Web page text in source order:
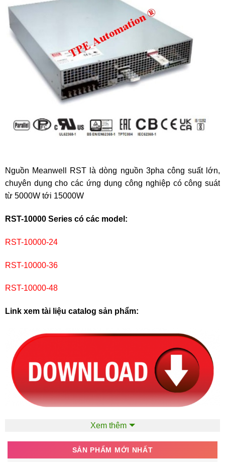
Nguồn Meanwell RST là dòng nguồn 3pha công suất lớn,
chuyên dụng cho các ứng dụng công nghiệp có công suát
từ 5000W tới 15000W
RST-10000 Series có các model:
RST-10000-24
RST-10000-36
RST-10000-48
Link xem tài liệu catalog sản phẩm:
Xem thêm
SẢN PHẨM MỚI NHẤT